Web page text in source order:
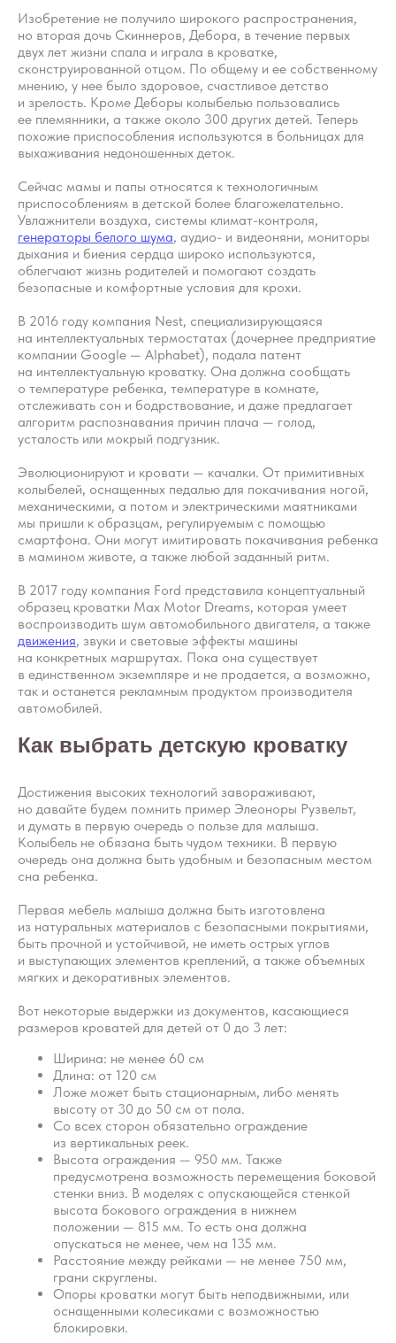
Изобретение не получило широкого распространения,
но вторая дочь Скиннеров, Дебора, в течение первых
двух лет жизни спала и играла в кроватке,
сконструированной отцом. По общему и ее собственному
мнению, у нее было здоровое, счастливое детство
и зрелость. Кроме Деборы колыбелью пользовались
ее племянники, а также около 300 других детей. Теперь
похожие приспособления используются в больницах для
выхаживания недоношенных деток.
Сейчас мамы и папы относятся к технологичным
приспособлениям в детской более благожелательно.
Увлажнители воздуха, системы климат-контроля,
генераторы белого шума, аудио- и видеоняни, мониторы
дыхания и биения сердца широко используются,
облегчают жизнь родителей и помогают создать
безопасные и комфортные условия для крохи.
В 2016 году компания Nest, специализирующаяся
на интеллектуальных термостатах (дочернее предприятие
компании Google — Alphabet), подала патент
на интеллектуальную кроватку. Она должна сообщать
о температуре ребенка, температуре в комнате,
отслеживать сон и бодрствование, и даже предлагает
алгоритм распознавания причин плача — голод,
усталость или мокрый подгузник.
Эволюционируют и кровати — качалки. От примитивных
колыбелей, оснащенных педалью для покачивания ногой,
механическими, а потом и электрическими маятниками
мы пришли к образцам, регулируемым с помощью
смартфона. Они могут имитировать покачивания ребенка
в мамином животе, а также любой заданный ритм.
В 2017 году компания Ford представила концептуальный
образец кроватки Max Motor Dreams, которая умеет
воспроизводить шум автомобильного двигателя, а также
движения, звуки и световые эффекты машины
на конкретных маршрутах. Пока она существует
в единственном экземпляре и не продается, а возможно,
так и останется рекламным продуктом производителя
автомобилей.
Как выбрать детскую кроватку
Достижения высоких технологий завораживают,
но давайте будем помнить пример Элеоноры Рузвельт,
и думать в первую очередь о пользе для малыша.
Колыбель не обязана быть чудом техники. В первую
очередь она должна быть удобным и безопасным местом
сна ребенка.
Первая мебель малыша должна быть изготовлена
из натуральных материалов с безопасными покрытиями,
быть прочной и устойчивой, не иметь острых углов
и выступающих элементов креплений, а также объемных
мягких и декоративных элементов.
Вот некоторые выдержки из документов, касающиеся
размеров кроватей для детей от 0 до 3 лет:
Ширина: не менее 60 см
Длина: от 120 см
Ложе может быть стационарным, либо менять
высоту от 30 до 50 см от пола.
Со всех сторон обязательно ограждение
из вертикальных реек.
Высота ограждения — 950 мм. Также
предусмотрена возможность перемещения боковой
стенки вниз. В моделях с опускающейся стенкой
высота бокового ограждения в нижнем
положении — 815 мм. То есть она должна
опускаться не менее, чем на 135 мм.
Расстояние между рейками — не менее 750 мм,
грани скруглены.
Опоры кроватки могут быть неподвижными, или
оснащенными колесиками с возможностью
блокировки.
Подробнее
Запишитесь на первичную
консультацию — начните
высыпаться всей семьёй
Вход/Регистрация
Дети
Взрослые
Специалисты
Журнал о сне
О проекте
Соглашение
Оферта
Вопросы
Отзывы
Контакты
Благодарности
ИП Снеговская
Ольга Сергеевна
20:00
+7 (903) 011-73-03
sos@o-sne.online
Видео
Там, где картинки
Все права на материалы портала o-sne.online
защищены законом об интеллектуальной
собственности. Использование материалов
портала o-sne.online возможно только
с письменного разрешения автора
на источник o-sne.online.
Материалы, представленные на этом сайте, носят
исключительно информационно-образовательный
характер и не применимы к детям, имеющим
проблемы с развитием или здоровьем. А также
не могут рассматриваться как медицинские
рекомендации по диагностике и лечению. Все
публикации, видео, советы и консультации
не являются медицинскими, не могут отменить или
заменить назначений врача и применимы к детям,
признанным наблюдающими их врачами
здоровыми.
Портал o-sne.online не несёт ответственности
за неверное толкование, ошибочное или
некорректное использование советов и/или
материалов, представленных на сайте или данных
в процессе консультаций. Если состояние здоровья
вашего ребёнка вызывает у вас беспокойство,
наблюдаются проблемы сна, являющиеся
симптомом какого-либо заболевания,
незамедлительно обратитесь к врачу!
© 2015—2026 О СНЕ. ОНЛАЙН —
информационный портал о детском